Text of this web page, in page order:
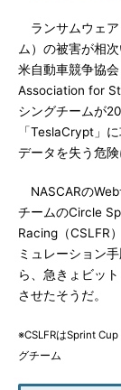
ランサムウェア
ム）の被害が相
米自動車競争協
Association for
シングチームが
「TeslaCrypt」
データを失う危険
NASCARの
チームのCircle
Racing（CSLFR
ミュレーション
ら、急きょビッ
させたそうだ。
※CSLFRはSprint
グチーム